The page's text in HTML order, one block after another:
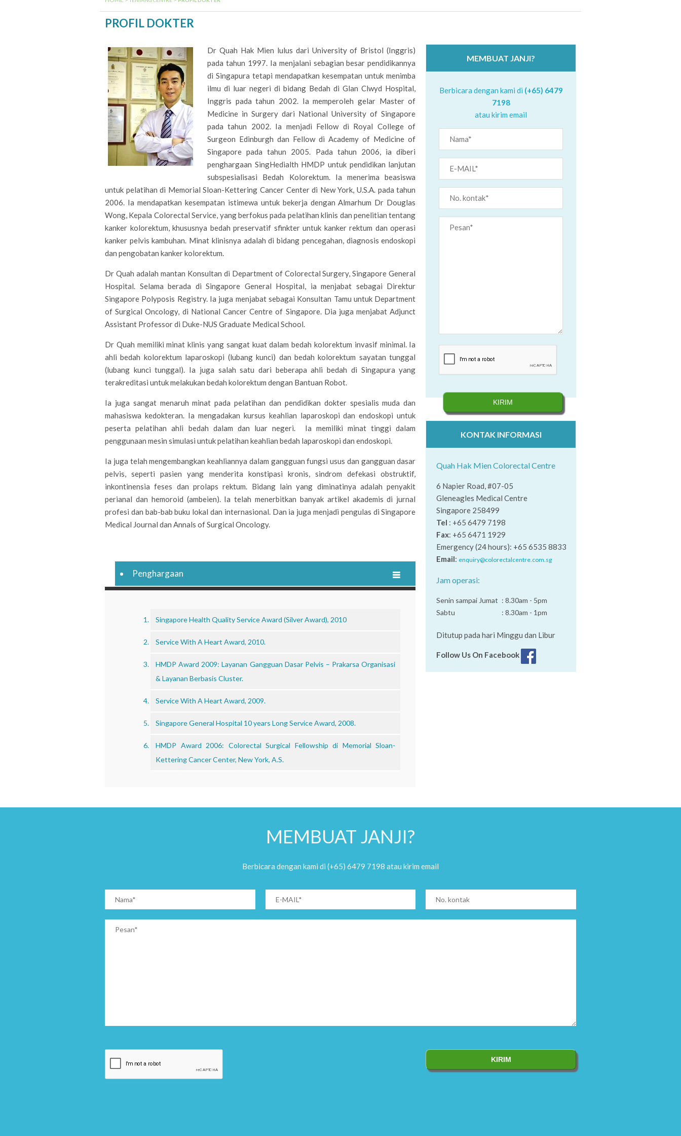
PROFIL DOKTER
P
R
O
F
I
L
D
K
T
E
R
Dr Quah Hak Mien lulus dari University of Bristol (Inggris)
pada tahun 1997. Ia menjalani sebagian besar pendidikannya
di Singapura tetapi mendapatkan kesempatan untuk menimba
ilmu di luar negeri di bidang Bedah di Glan Clwyd Hospital,
Inggris pada tahun 2002. Ia memperoleh gelar Master of
Medicine in Surgery dari National University of Singapore
pada tahun 2002. Ia menjadi Fellow di Royal College of
Surgeon Edinburgh dan Fellow di Academy of Medicine of
Singapore pada tahun 2005. Pada tahun 2006, ia diberi
penghargaan SingHedialth HMDP untuk pendidikan lanjutan
subspesialisasi Bedah Kolorektum. Ia menerima beasiswa
untuk pelatihan di Memorial Sloan-Kettering Cancer Center di New York, U.S.A. pada tahun
2006. Ia mendapatkan kesempatan istimewa untuk bekerja dengan Almarhum Dr Douglas
Wong, Kepala Colorectal Service, yang berfokus pada pelatihan klinis dan penelitian tentang
kanker kolorektum, khususnya bedah preservatif sfinkter untuk kanker rektum dan operasi
kanker pelvis kambuhan. Minat klinisnya adalah di bidang pencegahan, diagnosis endoskopi
dan pengobatan kanker kolorektum.
Dr Quah adalah mantan Konsultan di Department of Colorectal Surgery, Singapore General
Hospital. Selama berada di Singapore General Hospital, ia menjabat sebagai Direktur
Singapore Polyposis Registry. Ia juga menjabat sebagai Konsultan Tamu untuk Department
of Surgical Oncology, di National Cancer Centre of Singapore. Dia juga menjabat Adjunct
Assistant Professor di Duke-NUS Graduate Medical School.
Dr Quah memiliki minat klinis yang sangat kuat dalam bedah kolorektum invasif minimal. Ia
ahli bedah kolorektum laparoskopi (lubang kunci) dan bedah kolorektum sayatan tunggal
(lubang kunci tunggal). Ia juga salah satu dari beberapa ahli bedah di Singapura yang
terakreditasi untuk melakukan bedah kolorektum dengan Bantuan Robot.
Ia juga sangat menaruh minat pada pelatihan dan pendidikan dokter spesialis muda dan
mahasiswa kedokteran. Ia mengadakan kursus keahlian laparoskopi dan endoskopi untuk
peserta pelatihan ahli bedah dalam dan luar negeri. Ia memiliki minat tinggi dalam
penggunaan mesin simulasi untuk pelatihan keahlian bedah laparoskopi dan endoskopi.
Ia juga telah mengembangkan keahliannya dalam gangguan fungsi usus dan gangguan dasar
pelvis, seperti pasien yang menderita konstipasi kronis, sindrom defekasi obstruktif,
inkontinensia feses dan prolaps rektum. Bidang lain yang diminatinya adalah penyakit
perianal dan hemoroid (ambeien). Ia telah menerbitkan banyak artikel akademis di jurnal
profesi dan bab-bab buku lokal dan internasional. Dan ia juga menjadi pengulas di Singapore
Medical Journal dan Annals of Surgical Oncology.
Penghargaan
Singapore Health Quality Service Award (Silver Award), 2010
Service With A Heart Award, 2010.
HMDP Award 2009: Layanan Gangguan Dasar Pelvis – Prakarsa Organisasi
& Layanan Berbasis Cluster.
Service With A Heart Award, 2009.
Singapore General Hospital 10 years Long Service Award, 2008.
HMDP Award 2006: Colorectal Surgical Fellowship di Memorial Sloan-
Kettering Cancer Center, New York, A.S.
MEMBUAT JANJI?
Berbicara dengan kami di (+65) 6479
7198
atau kirim email
KONTAK INFORMASI
Quah Hak Mien Colorectal Centre
6 Napier Road, #07-05
Gleneagles Medical Centre
Singapore 258499
Tel : +65 6479 7198
Fax: +65 6471 1929
Emergency (24 hours): +65 6535 8833
Email: enquiry@colorectalcentre.com.sg
Jam operasi:
Senin sampai Jumat : 8.30am - 5pm
Sabtu
: 8.30am - 1pm
Ditutup pada hari Minggu dan Libur
Follow Us On Facebook
MEMBUAT JANJI?
Berbicara dengan kami di (+65) 6479 7198 atau kirim email